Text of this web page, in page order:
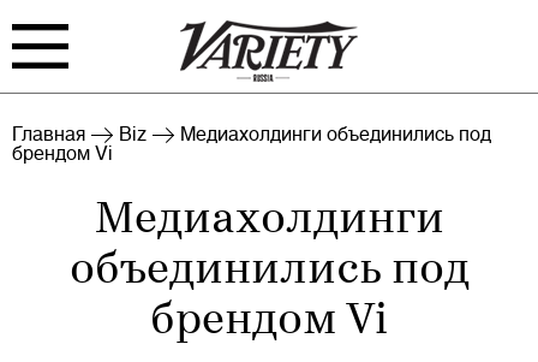
FILM TV
RANKING INDUSTRY
EVENTS ARCHIVE
BLOG
Главная Biz
Медиахолдинги объединились под
брендом Vi
Медиахолдинги
объединились под
брендом Vi